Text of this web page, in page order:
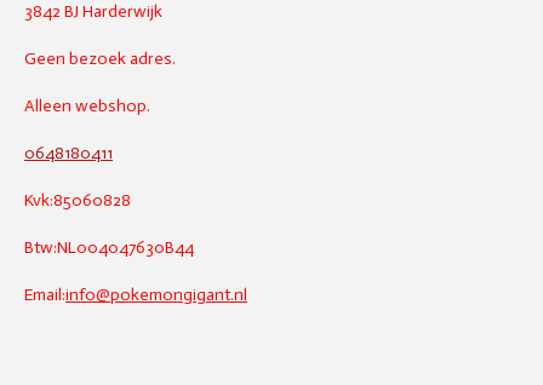
3842 BJ Harderwijk
Geen bezoek adres.
Alleen webshop.
0648180411
Kvk:85060828
Btw:NL004047630B44
Email:info@pokemongigant.nl